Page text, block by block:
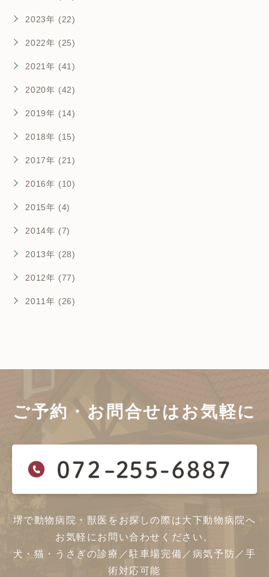
2023年 (22)
2022年 (25)
2021年 (41)
2020年 (42)
2019年 (14)
2018年 (15)
2017年 (21)
2016年 (10)
2015年 (4)
2014年 (7)
2013年 (28)
2012年 (77)
2011年 (26)
ご予約・お問合せは お気軽に
堺で動物病院・獣医をお探しの際は大下動物病院へ
お気軽にお問い合わせください。
犬・猫・うさぎの診療／駐車場完備／病気予防／手
術対応可能